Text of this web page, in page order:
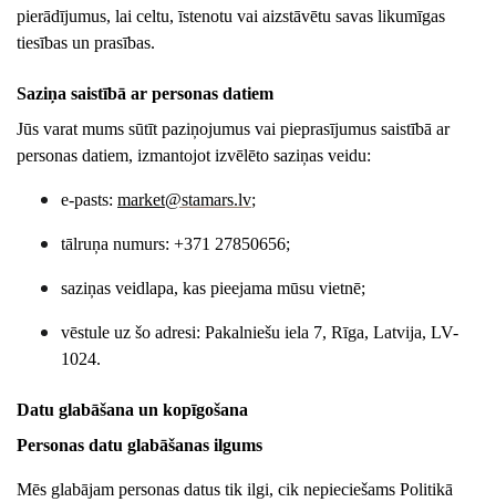
pierādījumus, lai celtu, īstenotu vai aizstāvētu savas likumīgas
tiesības un prasības.
Saziņa saistībā ar personas datiem
Jūs varat mums sūtīt paziņojumus vai pieprasījumus saistībā ar
personas datiem, izmantojot izvēlēto saziņas veidu:
e-pasts: market@stamars.lv;
tālruņa numurs: +371 27850656;
saziņas veidlapa, kas pieejama mūsu vietnē;
vēstule uz šo adresi: Pakalniešu iela 7, Rīga, Latvija, LV-
1024.
Datu glabāšana un kopīgošana
Personas datu glabāšanas ilgums
Mēs glabājam personas datus tik ilgi, cik nepieciešams Politikā